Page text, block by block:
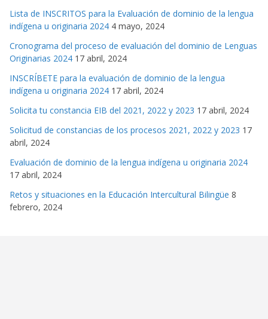
Lista de INSCRITOS para la Evaluación de dominio de la lengua
indígena u originaria 2024 4 mayo, 2024
Cronograma del proceso de evaluación del dominio de Lenguas
Originarias 2024 17 abril, 2024
INSCRÍBETE para la evaluación de dominio de la lengua
indígena u originaria 2024 17 abril, 2024
Solicita tu constancia EIB del 2021, 2022 y 2023 17 abril, 2024
Solicitud de constancias de los procesos 2021, 2022 y 2023 17
abril, 2024
Evaluación de dominio de la lengua indígena u originaria 2024
17 abril, 2024
Retos y situaciones en la Educación Intercultural Bilingüe 8
febrero, 2024